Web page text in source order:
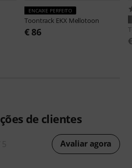
ENCAIXE PERFEITO
Toontrack EKX Mellotoon
€ 86
de clientes
Avaliar agora